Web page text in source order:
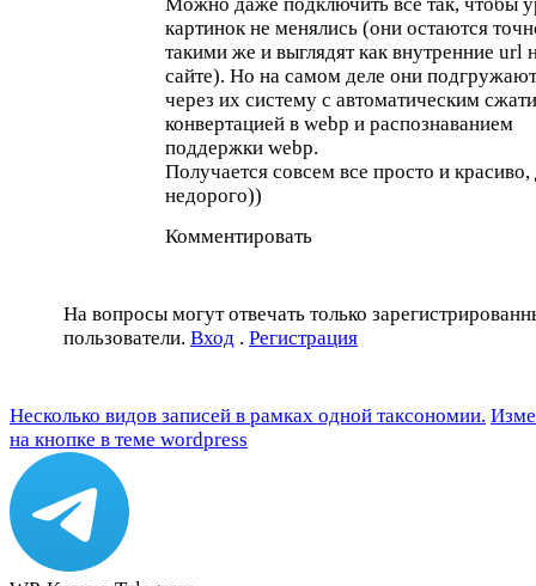
картинок не менялись (они остаются
такими же и выглядят как внутренние url
сайте). Но на самом деле они
через их систему с автоматическим
конвертацией в webp и распознаванием
поддержки webp.
Получается совсем все просто и красиво,
недорого))
Комментировать
На вопросы могут отвечать только
пользователи. Вход . Регистрация
Несколько видов записей в рамках одной таксономии.
на кнопке в теме wordpress